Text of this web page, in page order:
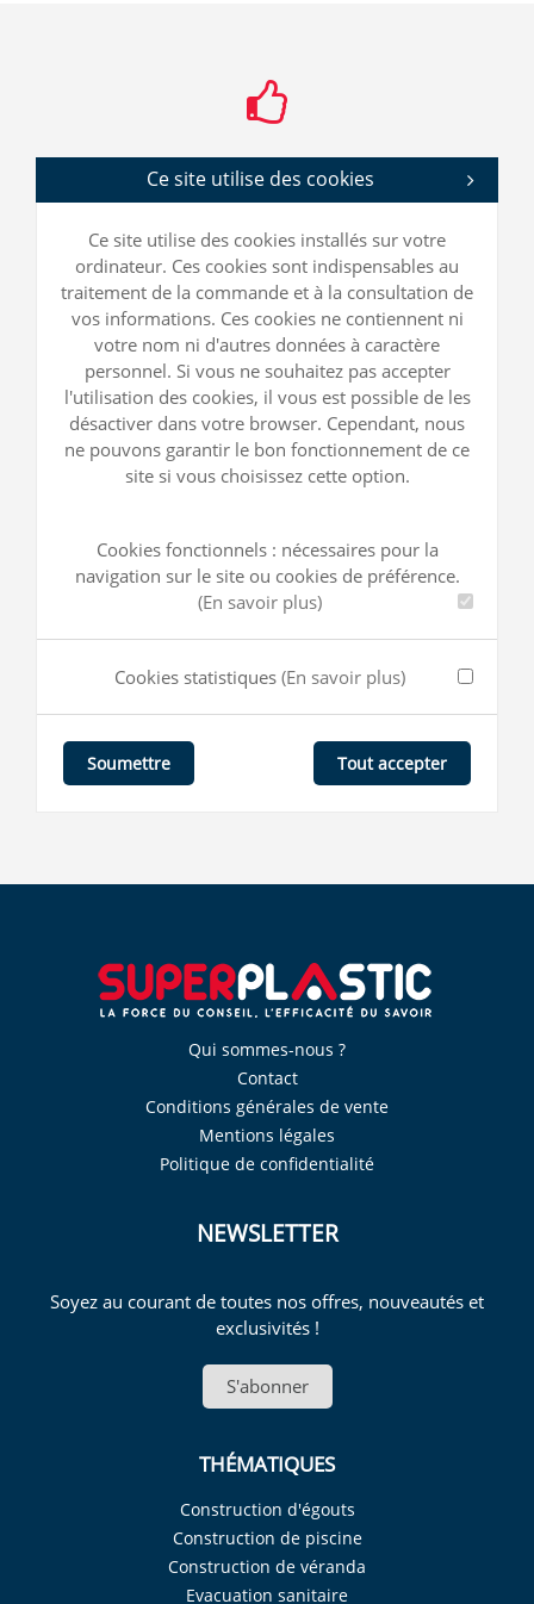
Ce site utilise des cookies
Ce site utilise des cookies installés sur votre
ordinateur. Ces cookies sont indispensables au
traitement de la commande et à la consultation de
vos informations. Ces cookies ne contiennent ni
votre nom ni d'autres données à caractère
personnel. Si vous ne souhaitez pas accepter
l'utilisation des cookies, il vous est possible de les
désactiver dans votre browser. Cependant, nous
ne pouvons garantir le bon fonctionnement de ce
site si vous choisissez cette option.
Cookies fonctionnels : nécessaires pour la
navigation sur le site ou cookies de préférence.
(En savoir plus)
Cookies statistiques (En savoir plus)
Soumettre Tout accepter
Qui sommes-nous ?
Contact
Conditions générales de vente
Mentions légales
Politique de confidentialité
NEWSLETTER
Soyez au courant de toutes nos offres, nouveautés et
exclusivités !
S'abonner
THÉMATIQUES
Construction d'égouts
Construction de piscine
Construction de véranda
Evacuation sanitaire